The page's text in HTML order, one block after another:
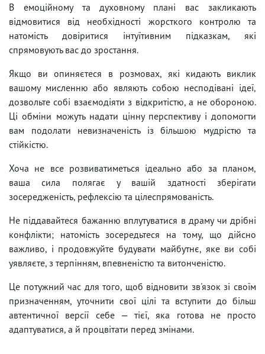
В емоційному та духовному плані вас закликають
відмовитися від необхідності жорсткого контролю та
натомість довіритися інтуїтивним підказкам, які
спрямовують вас до зростання.
Якщо ви опиняєтеся в розмовах, які кидають виклик
вашому мисленню або являють собою несподівані ідеї,
дозвольте собі взаємодіяти з відкритістю, а не обороною.
Ці обміни можуть надати цінну перспективу і допомогти
вам подолати невизначеність із більшою мудрістю та
стійкістю.
Хоча не все розвиватиметься ідеально або за планом,
ваша сила полягає у вашій здатності зберігати
зосередженість, рефлексію та цілеспрямованість.
Не піддавайтеся бажанню вплутуватися в драму чи дрібні
конфлікти; натомість зосередьтеся на тому, що дійсно
важливо, і продовжуйте будувати майбутнє, яке ви собі
уявляєте, з терпінням, впевненістю та витонченістю.
Це потужний час для того, щоб відновити зв'язок зі своїм
призначенням, уточнити свої цілі та вступити до більш
автентичної версії себе — тієї, яка готова не просто
адаптуватися, а й процвітати перед змінами.